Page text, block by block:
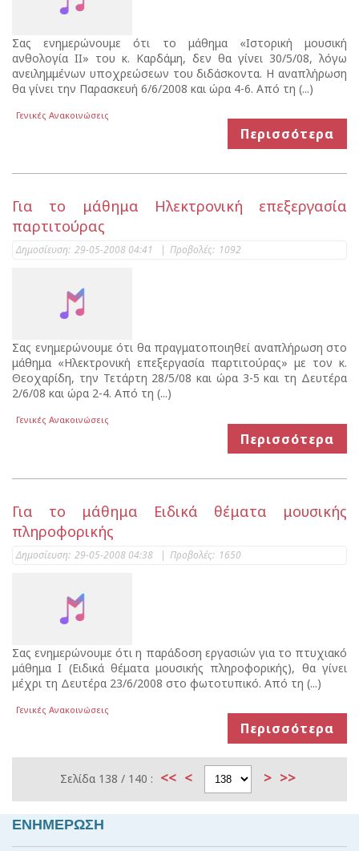
Σας ενημερώνουμε ότι το μάθημα «Ιστορική μουσική
ανθολογία ΙΙ» του κ. Καρδάμη, δεν θα γίνει 30/5/08, λόγω
ανειλημμένων υποχρεώσεων του διδάσκοντα. Η αναπλήρωση
θα γίνει την Παρασκευή 6/6/2008 και ώρα 4-6. Από τη (...)
Γενικές Ανακοινώσεις
Περισσότερα
Για το μάθημα Ηλεκτρονική επεξεργασία
παρτιτούρας
Δημοσίευση: 29-05-2008 04:41 | Προβολές: 1092
Σας ενημερώνουμε ότι θα πραγματοποιηθεί αναπλήρωση στο
μάθημα «Ηλεκτρονική επεξεργασία παρτιτούρας» με τον κ.
Θεοχαρίδη, την Τετάρτη 28/5/08 και ώρα 3-5 και τη Δευτέρα
2/6/08 και ώρα 2-4. Από τη (...)
Γενικές Ανακοινώσεις
Περισσότερα
Για το μάθημα Ειδικά θέματα μουσικής
πληροφορικής
Δημοσίευση: 29-05-2008 04:38 | Προβολές: 1650
Σας ενημερώνουμε ότι η παράδοση εργασιών για το πτυχιακό
μάθημα Ι (Ειδικά θέματα μουσικής πληροφορικής), θα γίνει
μέχρι τη Δευτέρα 23/6/2008 στο φωτοτυπικό. Από τη (...)
Γενικές Ανακοινώσεις
Περισσότερα
Σελίδα 138 / 140 : << < > >>
ΕΝΗΜΕΡΩΣΗ